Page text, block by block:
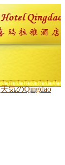
天気のQingdao